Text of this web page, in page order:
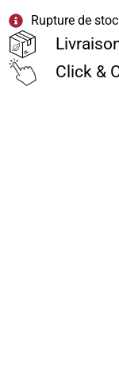
Rupture de
Click &